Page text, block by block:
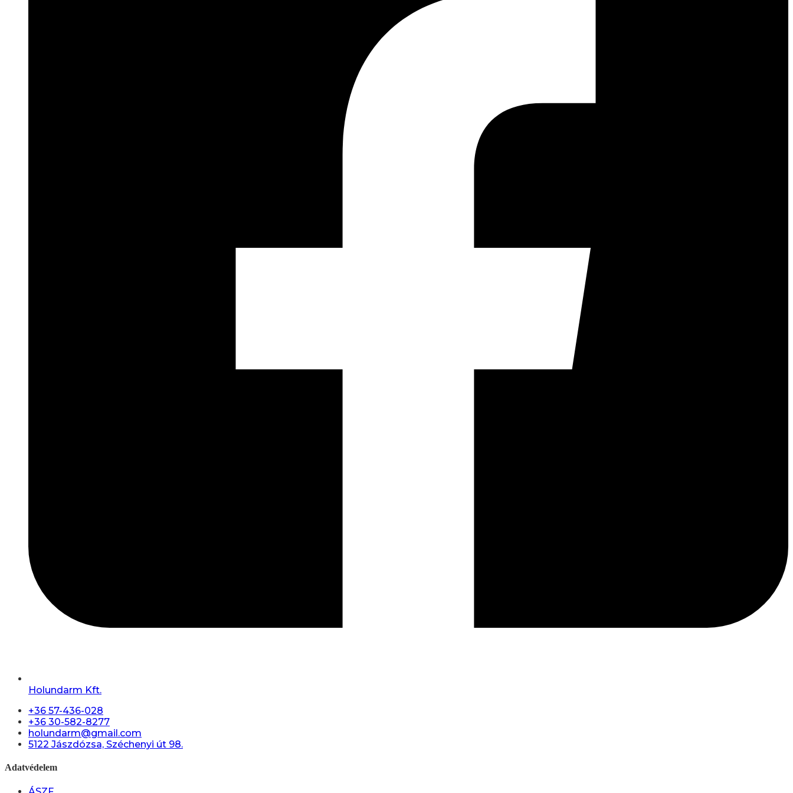
Holundarm Kft.
+36 57-436-028
+36 30-582-8277
holundarm@gmail.com
5122 Jászdózsa, Széchenyi út 98.
Adatvédelem